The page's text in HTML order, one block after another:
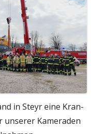
in Steyr eine Kran-
unserer Kameraden